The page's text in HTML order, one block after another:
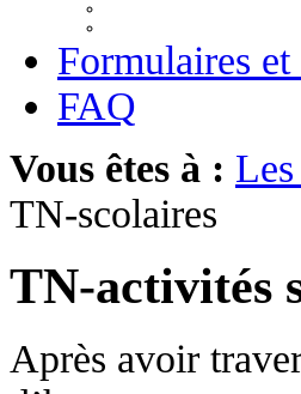
Formulaires et
FAQ
Vous êtes à :
TN-scolaires
TN-activités
Après avoir